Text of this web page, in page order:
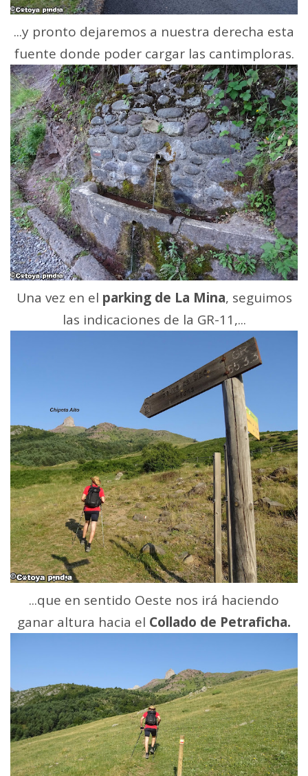
...y pronto dejaremos a nuestra derecha esta
fuente donde poder cargar las cantimploras.
Una vez en el parking de La Mina, seguimos
las indicaciones de la GR-11,...
...que en sentido Oeste nos irá haciendo
ganar altura hacia el Collado de Petraficha.